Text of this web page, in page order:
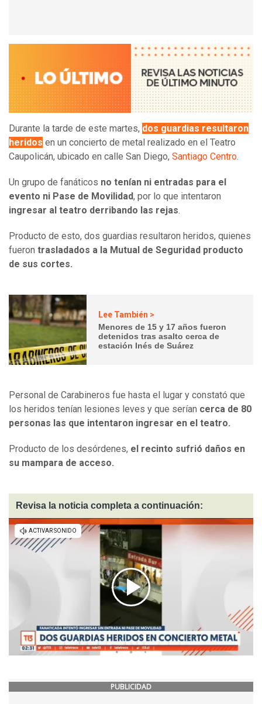
Durante la tarde de este martes, dos guardias resultaron
heridos en un concierto de metal realizado en el Teatro
Caupolicán, ubicado en calle San Diego, Santiago Centro.
Un grupo de fanáticos no tenían ni entradas para el
evento ni Pase de Movilidad, por lo que intentaron
ingresar al teatro derribando las rejas.
Producto de esto, dos guardias resultaron heridos, quienes
fueron trasladados a la Mutual de Seguridad producto
de sus cortes.
Lee También >
Menores de 15 y 17 años fueron
detenidos tras asalto cerca de
estación Inés de Suárez
Personal de Carabineros fue hasta el lugar y constató que
los heridos tenían lesiones leves y que serían cerca de 80
personas las que intentaron ingresar en el teatro.
Producto de los desórdenes, el recinto sufrió daños en
su mampara de acceso.
Revisa la noticia completa a continuación:
PUBLICIDAD